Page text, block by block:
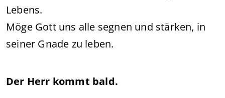
Lebens.
Möge Gott uns alle segnen und stärken, in
seiner Gnade zu leben.
Der Herr kommt bald.